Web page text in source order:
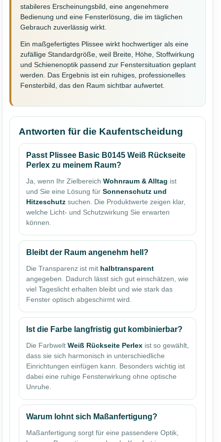
stabileres Erscheinungsbild, eine angenehmere
Bedienung und eine Fensterlösung, die im täglichen
Gebrauch zuverlässig wirkt.
Ein maßgefertigtes Plissee wirkt hochwertiger als eine
zufällige Standardgröße, weil Breite, Höhe, Stoffwirkung
und Schienenoptik passend zur Fenstersituation geplant
werden. Das Ergebnis ist ein ruhiges, professionelles
Fensterbild, das den Raum sichtbar aufwertet.
Antworten für die Kaufentscheidung
Passt Plissee Basic B0145 Weiß Rückseite
Perlex zu meinem Raum?
Ja, wenn Ihr Zielbereich Wohnraum & Alltag ist
und Sie eine Lösung für Sonnenschutz und
Hitzeschutz suchen. Die Produktwerte zeigen klar,
welche Licht- und Schutzwirkung Sie erwarten
können.
Bleibt der Raum angenehm hell?
Die Transparenz ist mit halbtransparent
angegeben. Dadurch lässt sich gut einschätzen, wie
viel Tageslicht erhalten bleibt und wie stark das
Fenster optisch abgeschirmt wird.
Ist die Farbe langfristig gut kombinierbar?
Die Farbwelt Weiß Rückseite Perlex ist so gewählt,
dass sie sich harmonisch in unterschiedliche
Einrichtungen einfügen kann. Besonders wichtig ist
dabei eine ruhige Fensterwirkung ohne optische
Unruhe.
Warum lohnt sich Maßanfertigung?
Maßanfertigung sorgt für eine passendere Optik,